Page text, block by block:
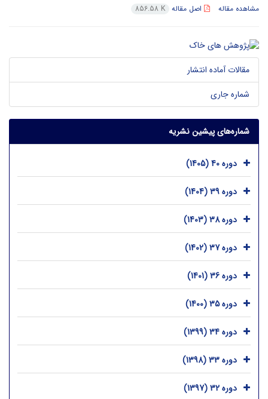
مشاهده مقاله اصل مقاله 856.58 K
مقالات آماده انتشار
شماره جاری
شماره‌های پیشین نشریه
دوره 40 (1405)
دوره 39 (1404)
دوره 38 (1403)
دوره 37 (1402)
دوره 36 (1401)
دوره 35 (1400)
دوره 34 (1399)
دوره 33 (1398)
دوره 32 (1397)